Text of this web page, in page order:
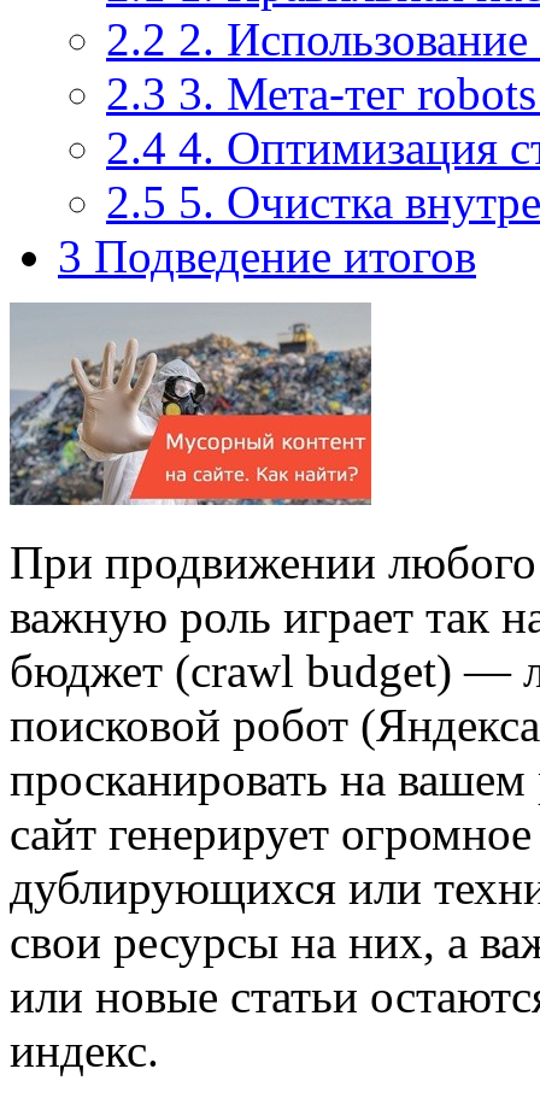
2.2 2.
2.3 3. Мета-тег
2.4 4. Оптимизация
2.5 5. Очистка
3 Подведение итогов
При продвижении любого
важную роль играет так
бюджет (crawl budget) —
поисковой робот
просканировать на вашем
сайт генерирует
дублирующихся или
свои ресурсы на них, а
или новые статьи
индекс.